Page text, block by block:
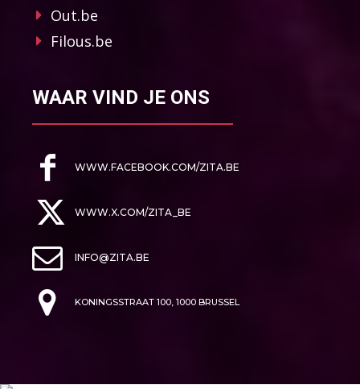
Out.be
Filous.be
WAAR VIND JE ONS
WWW.FACEBOOK.COM/ZITA.BE
WWW.X.COM/ZITA_BE
INFO@ZITA.BE
KONINGSSTRAAT 100, 1000 BRUSSEL